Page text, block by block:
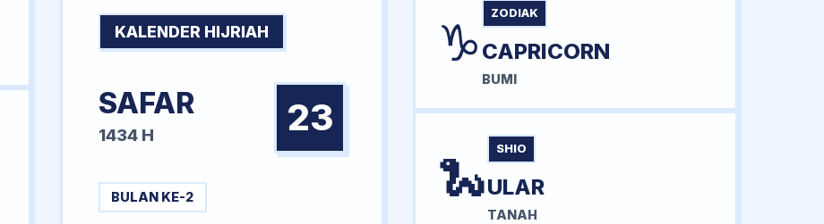
KALENDER HIJRIAH
SAFAR
1434 H 23
BULAN KE-2
♑ ZODIAK
CAPRICORN
BUMI
🐍 SHIO
ULAR
TANAH